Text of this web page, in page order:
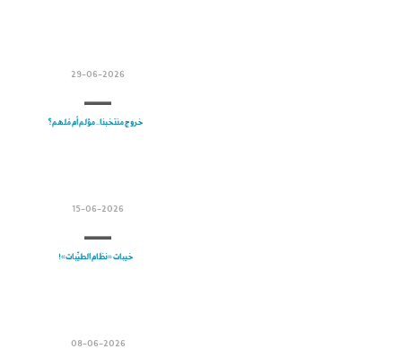
29-06-2026
خروج منتخبنا.. مؤلم أم مُلهم؟
15-06-2026
خيبات «نظام الطيِّبات»!
08-06-2026